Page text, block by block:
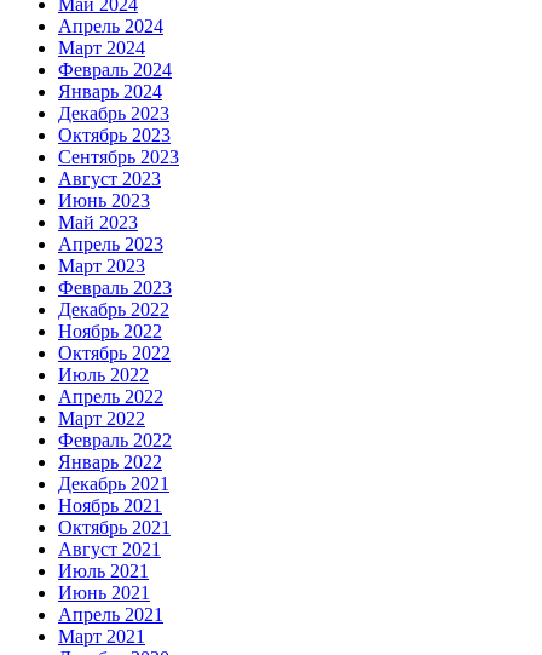
Апрель 2024
Март 2024
Февраль 2024
Январь 2024
Декабрь 2023
Октябрь 2023
Сентябрь 2023
Август 2023
Июнь 2023
Май 2023
Апрель 2023
Март 2023
Февраль 2023
Декабрь 2022
Ноябрь 2022
Октябрь 2022
Июль 2022
Апрель 2022
Март 2022
Февраль 2022
Январь 2022
Декабрь 2021
Ноябрь 2021
Октябрь 2021
Август 2021
Июль 2021
Июнь 2021
Апрель 2021
Март 2021